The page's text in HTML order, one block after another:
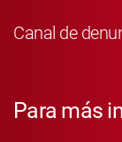
Canal de
Para más